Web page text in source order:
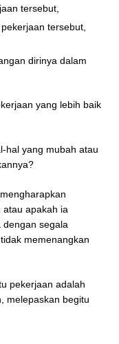
tersebut,
tersebut,
dirinya dalam
yang lebih baik
hal yang mubah atau
atau apakah ia
dengan segala
memenangkan
pekerjaan adalah
melepaskan begitu